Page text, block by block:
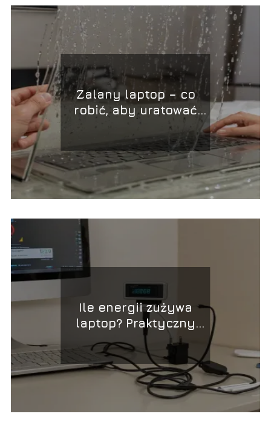
Zalany laptop – co
robić, aby uratować
urządzenie?
Ile energii zużywa
laptop? Praktyczny
przewodnik